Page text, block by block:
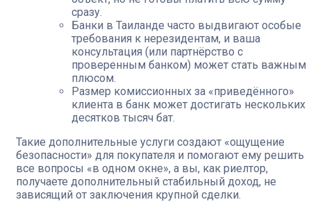
сразу.
Банки в Таиланде часто выдвигают особые
требования к нерезидентам, и ваша
консультация (или партнёрство с
проверенным банком) может стать важным
плюсом.
Размер комиссионных за «приведённого»
клиента в банк может достигать нескольких
десятков тысяч бат.
Такие дополнительные услуги создают «ощущение
безопасности» для покупателя и помогают ему решить
все вопросы «в одном окне», а вы, как риелтор,
получаете дополнительный стабильный доход, не
зависящий от заключения крупной сделки.